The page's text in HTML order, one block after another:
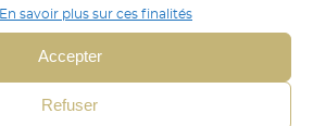
En savoir plus sur ces finalités
Accepter
Refuser